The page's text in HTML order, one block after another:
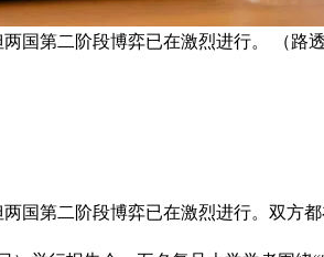
国第二阶段博弈已在激烈进行。 （路透
国第二阶段博弈已在激烈进行。双方